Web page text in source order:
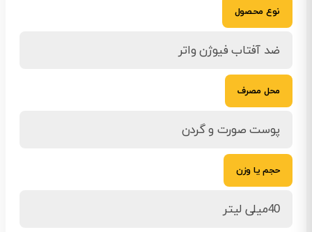
نوع محصول
ضد آفتاب فیوژن واتر
محل مصرف
پوست صورت و گردن
حجم یا وزن
40میلی لیتر